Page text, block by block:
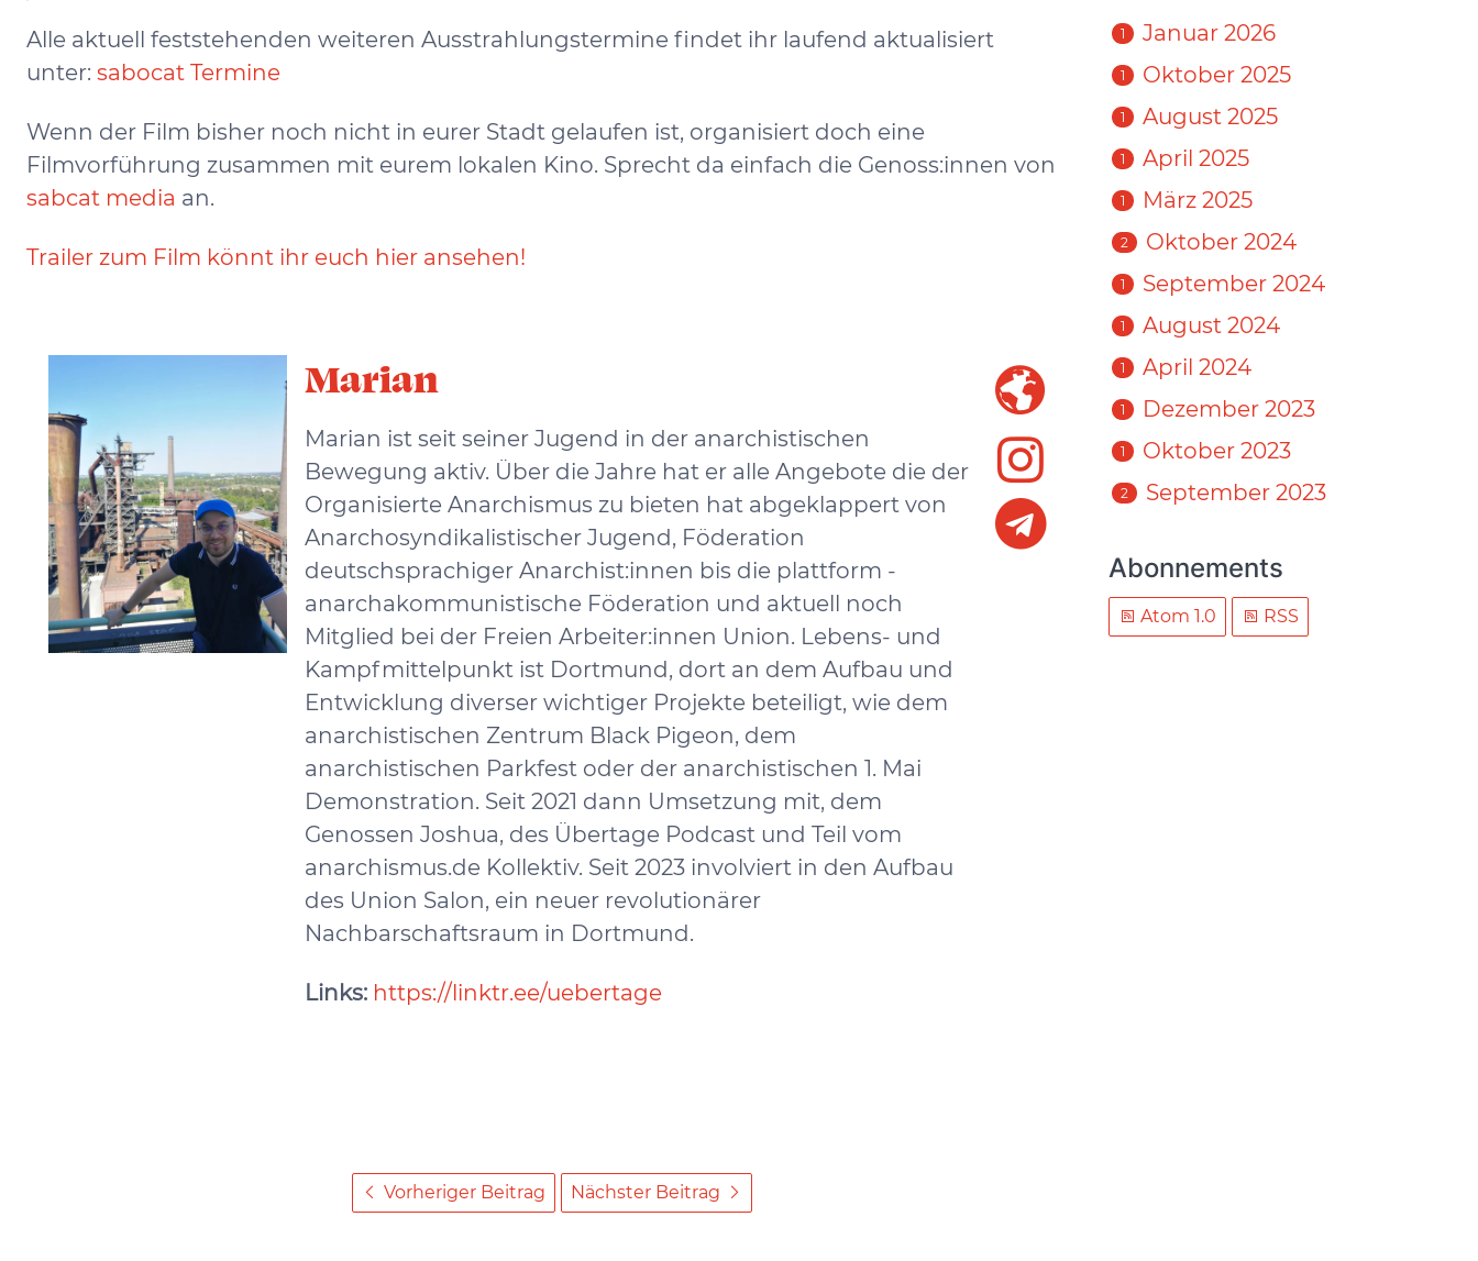
Alle aktuell feststehenden weiteren Ausstrahlungstermine findet ihr laufend aktualisiert
unter: sabocat Termine
Wenn der Film bisher noch nicht in eurer Stadt gelaufen ist, organisiert doch eine
Filmvorführung zusammen mit eurem lokalen Kino. Sprecht da einfach die Genoss:innen von
sabcat media an.
Trailer zum Film könnt ihr euch hier ansehen!
Marian
Marian ist seit seiner Jugend in der anarchistischen
Bewegung aktiv. Über die Jahre hat er alle Angebote die der
Organisierte Anarchismus zu bieten hat abgeklappert von
Anarchosyndikalistischer Jugend, Föderation
deutschsprachiger Anarchist:innen bis die plattform -
anarchakommunistische Föderation und aktuell noch
Mitglied bei der Freien Arbeiter:innen Union. Lebens- und
Kampfmittelpunkt ist Dortmund, dort an dem Aufbau und
Entwicklung diverser wichtiger Projekte beteiligt, wie dem
anarchistischen Zentrum Black Pigeon, dem
anarchistischen Parkfest oder der anarchistischen 1. Mai
Demonstration. Seit 2021 dann Umsetzung mit, dem
Genossen Joshua, des Übertage Podcast und Teil vom
anarchismus.de Kollektiv. Seit 2023 involviert in den Aufbau
des Union Salon, ein neuer revolutionärer
Nachbarschaftsraum in Dortmund.
Links: https://linktr.ee/uebertage
Vorheriger Beitrag Nächster Beitrag
1 Januar 2026
1 Oktober 2025
1 August 2025
1 April 2025
1 März 2025
2 Oktober 2024
1 September 2024
1 August 2024
1 April 2024
1 Dezember 2023
1 Oktober 2023
2 September 2023
Abonnements
Atom 1.0 RSS